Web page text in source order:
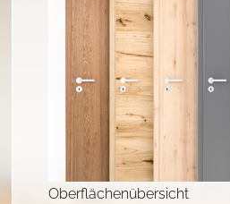
Oberflächenübersicht